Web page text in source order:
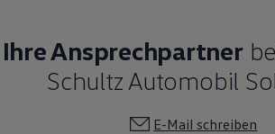
Ihre Ansprechpartner
Schultz Automobil
E-Mail schreiben